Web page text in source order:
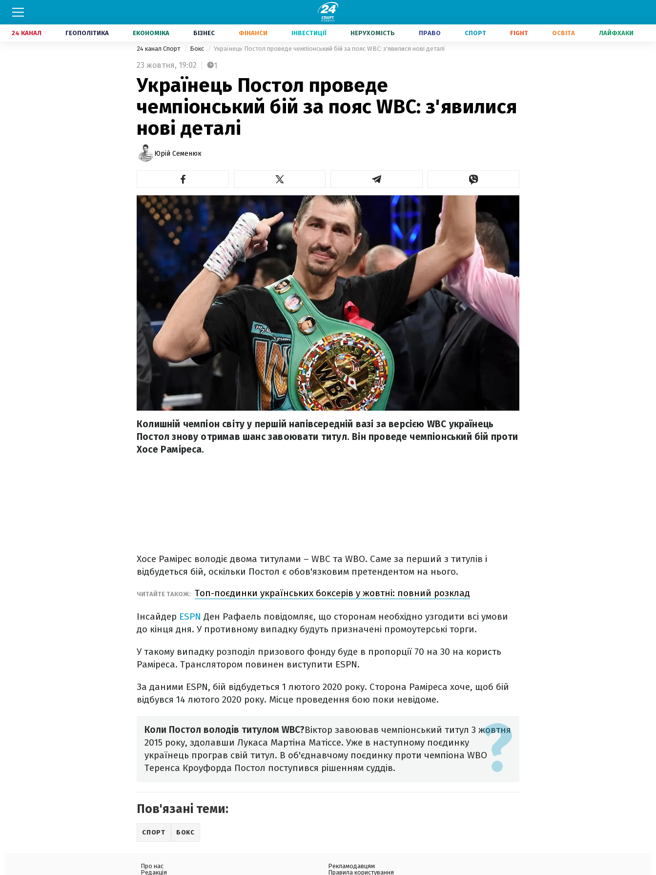
24 КАНАЛ ГЕОПОЛІТИКА ЕКОНОМІКА БІЗНЕС ФІНАНСИ ІНВЕСТИЦІЇ НЕРУХОМІСТЬ ПРАВО СПОРТ FIGHT ОСВІТА ЛАЙФХАКИ
24 канал Спорт Бокс Українець Постол проведе чемпіонський бій за пояс WBC: з'явилися нові деталі
23 жовтня, 19:02 1
Українець Постол проведе
чемпіонський бій за пояс WBC: з'явилися
нові деталі
Юрій Семенюк
Колишній чемпіон світу у першій напівсередній вазі за версією WBC українець
Постол знову отримав шанс завоювати титул. Він проведе чемпіонський бій проти
Хосе Раміреса.
Хосе Рамірес володіє двома титулами – WBC та WBO. Саме за перший з титулів і
відбудеться бій, оскільки Постол є обов'язковим претендентом на нього.
ЧИТАЙТЕ ТАКОЖ: Топ-поєдинки українських боксерів у жовтні: повний розклад
Інсайдер ESPN Ден Рафаель повідомляє, що сторонам необхідно узгодити всі умови
до кінця дня. У противному випадку будуть призначені промоутерські торги.
У такому випадку розподіл призового фонду буде в пропорції 70 на 30 на користь
Раміреса. Транслятором повинен виступити ESPN.
За даними ESPN, бій відбудеться 1 лютого 2020 року. Сторона Раміреса хоче, щоб бій
відбувся 14 лютого 2020 року. Місце проведення бою поки невідоме.
Коли Постол володів титулом WBC?Віктор завоював чемпіонський титул 3 жовтня
2015 року, здолавши Лукаса Мартіна Матіссе. Уже в наступному поєдинку
українець програв свій титул. В об'єднавчому поєдинку проти чемпіона WBO
Теренса Кроуфорда Постол поступився рішенням суддів.
Пов'язані теми:
СПОРТ БОКС
Про нас
Редакція
Рекламодавцям
Правила користування